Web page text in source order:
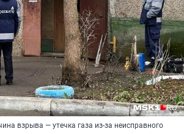
взрыва — утечка газа из-за неисправного